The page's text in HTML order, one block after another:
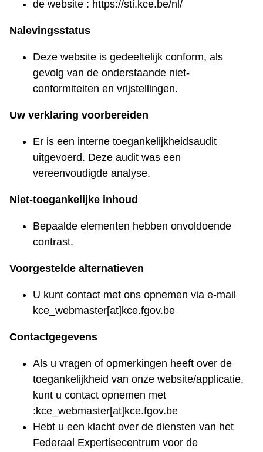
de website : https://sti.kce.be/nl/
Nalevingsstatus
Deze website is gedeeltelijk conform, als
gevolg van de onderstaande niet-
conformiteiten en vrijstellingen.
Uw verklaring voorbereiden
Er is een interne toegankelijkheidsaudit
uitgevoerd. Deze audit was een
vereenvoudigde analyse.
Niet-toegankelijke inhoud
Bepaalde elementen hebben onvoldoende
contrast.
Voorgestelde alternatieven
U kunt contact met ons opnemen via e-mail
kce_webmaster[at]kce.fgov.be
Contactgegevens
Als u vragen of opmerkingen heeft over de
toegankelijkheid van onze website/applicatie,
kunt u contact opnemen met
:kce_webmaster[at]kce.fgov.be
Hebt u een klacht over de diensten van het
Federaal Expertisecentrum voor de